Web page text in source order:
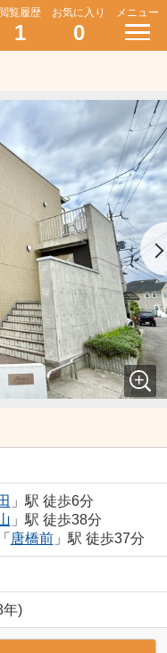
覧履歴
1
お気に入り
0
メニュー
」駅 徒歩6分
」駅 徒歩38分
「 唐橋前」駅 徒歩37分
年)